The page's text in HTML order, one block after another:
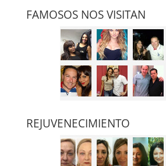
FAMOSOS NOS VISITAN
REJUVENECIMIENTO